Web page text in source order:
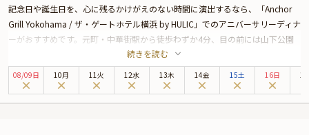
記念日や誕生日を、心に残るかけがえのない時間に演出するなら、「Anchor
Grill Yokohama / ザ・ゲートホテル横浜 by HULIC」でのアニバーサリーディナ
ーがおすすめです。元町・中華街駅から徒歩わずか4分、目の前には山下公園
と横浜の海が広がる絶好のロケーション。
ご案内するテーブル席からは夕暮れから夜へと移ろう景色が望め、まるで異国
に訪れたかのような情緒あふれる空間で、特別なひとときをお過ごしいただけ
続きを読む
08/09日 10月 11火 12水 13木 14金 15土 16日